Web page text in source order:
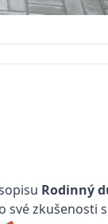
Rodinný
své zkušenosti